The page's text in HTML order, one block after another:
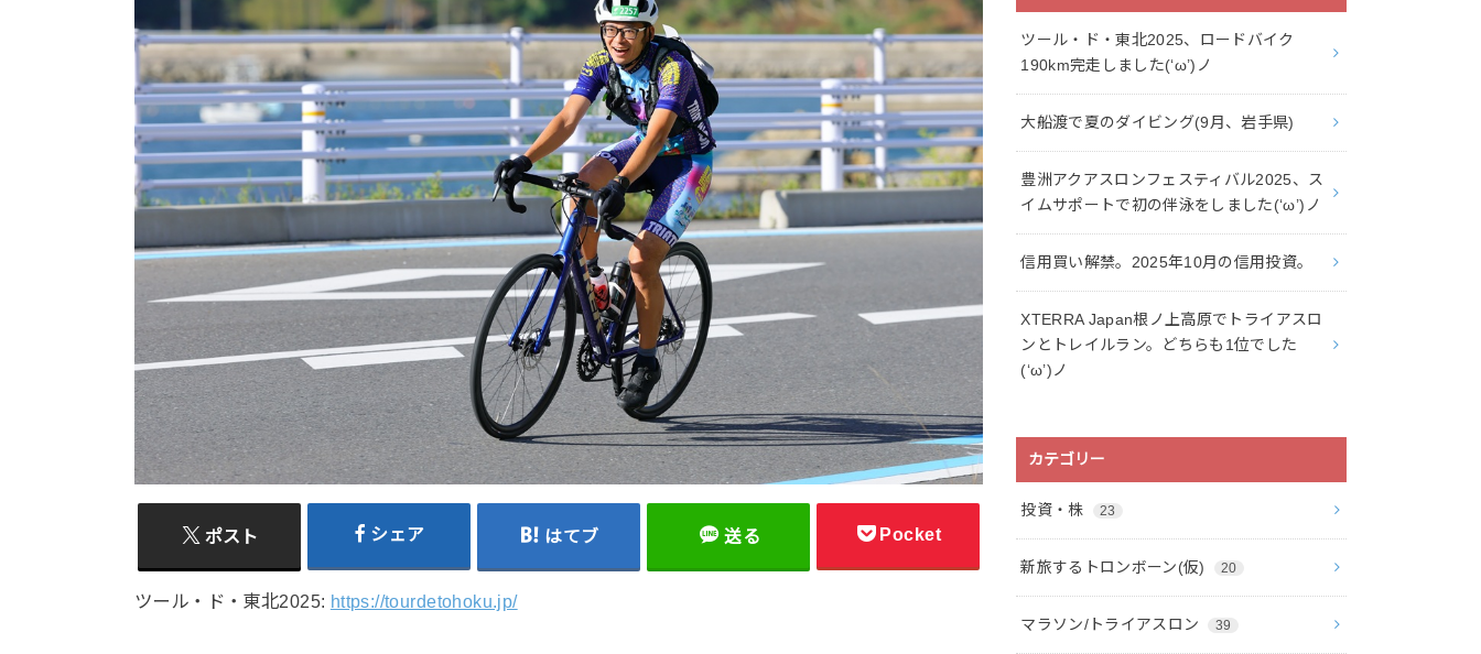
ポスト シェア はてブ 送る Pocket
ツール・ド・東北2025: https://tourdetohoku.jp/
ツール・ド・東北2025、ロードバイク
190km完走しました(‘ω’)ノ
大船渡で夏のダイビング(9月、岩手県)
豊洲アクアスロンフェスティバル2025、ス
イムサポートで初の伴泳をしました(‘ω’)ノ
信用買い解禁。2025年10月の信用投資。
XTERRA Japan根ノ上高原でトライアスロ
ンとトレイルラン。どちらも1位でした
(‘ω’)ノ
カテゴリー
投資・株 23
新旅するトロンボーン(仮) 20
マラソン/トライアスロン 39